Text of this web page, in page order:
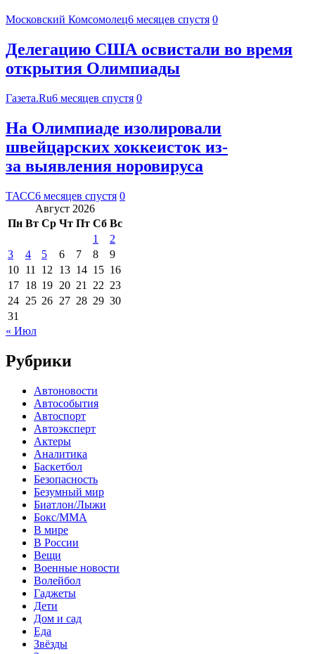
Московский Комсомолец6 месяцев спустя 0
Делегацию США освистали во время
открытия Олимпиады
Газета.Ru6 месяцев спустя 0
На Олимпиаде изолировали
швейцарских хоккеисток из-
за выявления норовируса
ТАСС6 месяцев спустя 0
Август 2026
Пн Вт Ср Чт Пт Сб Вс
1
2
3
4 5 6 7 8
9
10 11 12 13 14 15 16
17 18 19 20 21 22 23
24 25 26 27 28 29 30
31
« Июл
Рубрики
Автоновости
Автособытия
Автоспорт
Автоэксперт
Актеры
Аналитика
Баскетбол
Безопасность
Безумный мир
Биатлон/Лыжи
Бокс/MMA
В мире
В России
Вещи
Военные новости
Волейбол
Гаджеты
Дети
Дом и сад
Еда
Звёзды